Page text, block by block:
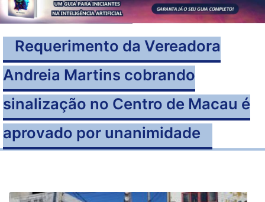
Requerimento da Vereadora
Andreia Martins cobrando
sinalização no Centro de Macau é
aprovado por unanimidade